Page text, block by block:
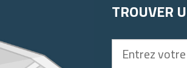
TROUVER
votre